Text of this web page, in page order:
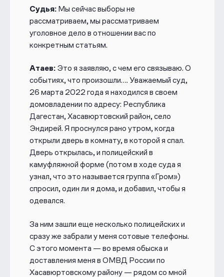
Судья:Мы сейчас выборы не
рассматриваем, мы рассматриваем
уголовное дело в отношении вас по
конкретным статьям.
Атаев:Это я заявляю, с чем его связываю. О
событиях, что произошли…. Уважаемый суд,
26 марта 2022 года я находился в своем
домовладении по адресу: Республика
Дагестан, Хасавюртовский район, село
Эндирей. Я проснулся рано утром, когда
открыли дверь в комнату, в которой я спал.
Дверь открылась, и полицейский в
камуфляжной форме (потом в ходе суда я
узнал, что это называется группа «Гром»)
спросил, один ли я дома, и добавил, чтобы я
одевался.
За ним зашли еще несколько полицейских и
сразу же забрали у меня сотовые телефоны.
С этого момента — во время обыска и
доставления меня в ОМВД России по
Хасавюртовскому району — рядом со мной